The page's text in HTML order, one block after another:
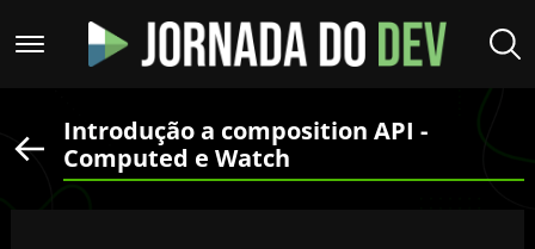
Introdução a composition API -
Computed e Watch